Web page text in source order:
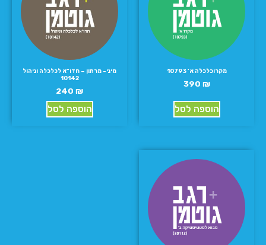
מקרוכלכלה א’ 10793
390 ₪
הוספה לסל
מיני- מרתון – חדו”א לכלכלה וניהול
10142
240 ₪
הוספה לסל